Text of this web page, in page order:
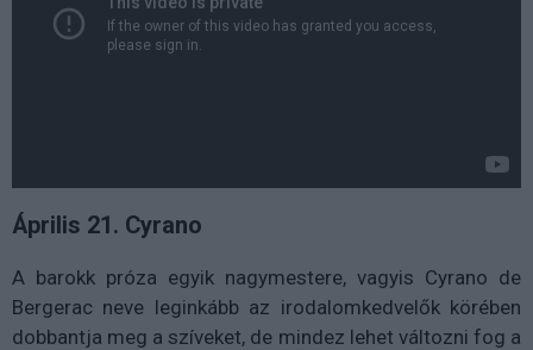
Április 21. Cyrano
A barokk próza egyik nagymestere, vagyis Cyrano de
Bergerac neve leginkább az irodalomkedvelők körében
dobbantja meg a szíveket, de mindez lehet változni fog a